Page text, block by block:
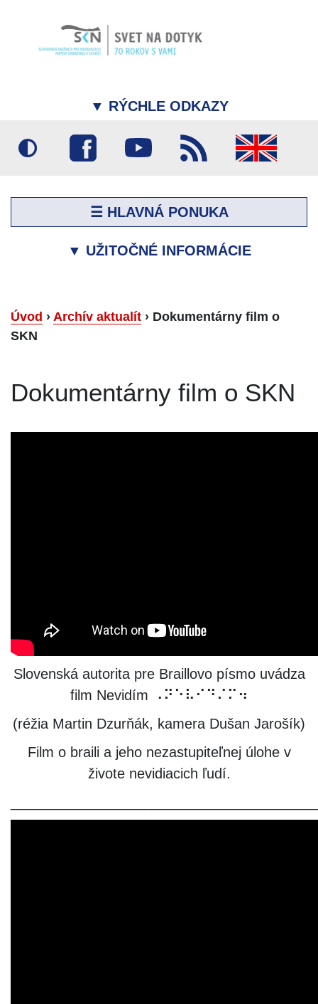
▼ RÝCHLE ODKAZY
☰ HLAVNÁ PONUKA
▼ UŽITOČNÉ INFORMÁCIE
Úvod › Archív aktualít › Dokumentárny film o
SKN
Dokumentárny film o SKN
Slovenská autorita pre Braillovo písmo uvádza
film Nevidím ⠠⠝⠑⠧⠊⠙⠌⠍⠲
(réžia Martin Dzurňák, kamera Dušan Jarošík)
Film o braili a jeho nezastupiteľnej úlohe v
živote nevidiacich ľudí.